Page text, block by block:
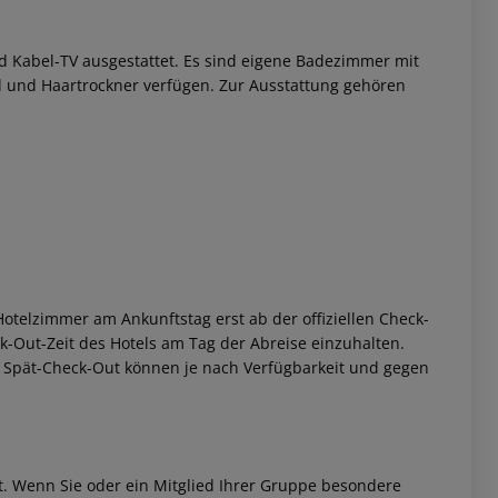
TV ausgestattet. Es sind eigene Badezimmer mit
Haartrockner verfügen. Zur Ausstattung gehören
am Ankunftstag erst ab der offiziellen Check-
Out-Zeit des Hotels am Tag der Abreise einzuhalten.
Check-Out können je nach Verfügbarkeit und gegen
Sie oder ein Mitglied Ihrer Gruppe besondere